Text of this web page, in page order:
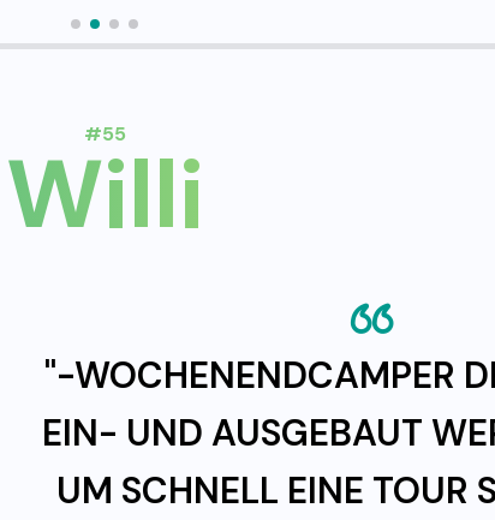
#55
Willi
"-WOCHENENDCAMPER
EIN- UND AUSGEBAUT
UM SCHNELL EINE TOUR